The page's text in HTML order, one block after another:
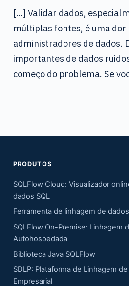
[…] Validar dados,
múltiplas fontes, é uma dor
administradores de dados.
importantes de dados
começo do problema. Se
PRODUTOS
SQLFlow Cloud: Visualizador
dados SQL
Ferramenta de linhagem de
SQLFlow On-Premise: Linhagem
Autohospedada
Biblioteca Java SQLFlow
SDLP: Plataforma de Linhagem
Empresarial